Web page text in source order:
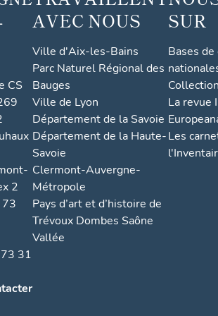
d'Orléans,
; Henri
d'Orléans,
duc
d'Aumale
; Charles
d'Orléans,
Penthièvre
CS
2
31
AVEC NOUS
Ville d'Aix-les-Bains
Parc Naturel Régional des
Bauges
Ville de Lyon
Département de la Savoie
Département de la Haute-
Savoie
Clermont-Auvergne-
Métropole
Pays d’art et d’histoire de
Trévoux Dombes Saône
Vallée
SUR
Bases
La revue
Les